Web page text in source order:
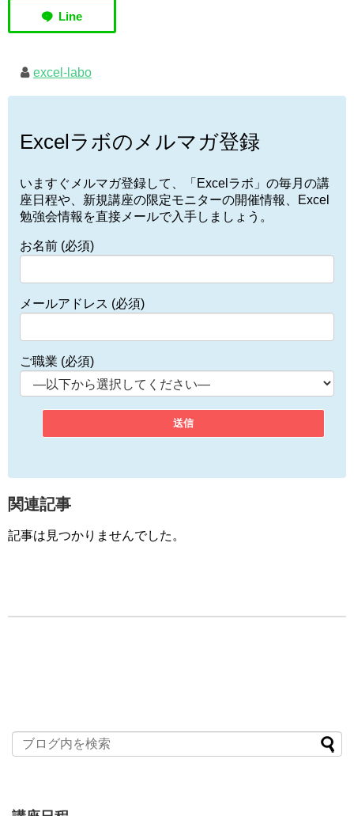
excel-labo
Excelラボのメルマガ登録
いますぐメルマガ登録して、「Excelラボ」の毎月の講
座日程や、新規講座の限定モニターの開催情報、Excel
勉強会情報を直接メールで入手しましょう。
お名前 (必須)
メールアドレス (必須)
ご職業 (必須)
関連記事
記事は見つかりませんでした。